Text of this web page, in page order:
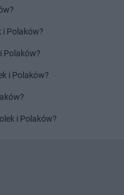
i Polaków?
Polaków?
i Polaków?
i Polaków?